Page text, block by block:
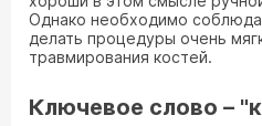
Однако необходимо
делать процедуры очень
травмирования костей.
Ключевое слово –